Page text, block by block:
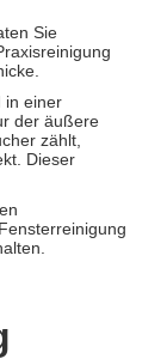
Sie
in einer
der äußere
zählt,
Dieser